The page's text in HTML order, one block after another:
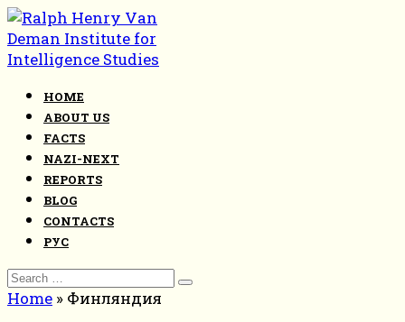
Skip
to
content
HOME
ABOUT US
FACTS
NAZI-NEXT
REPORTS
BLOG
CONTACTS
РУС
Search
for:
Home » Финляндия